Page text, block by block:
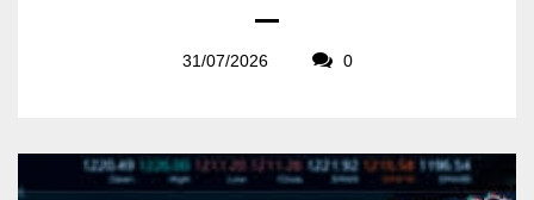
31/07/2026 0